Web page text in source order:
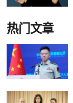
热门文章